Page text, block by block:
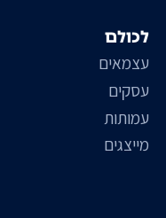
לכולם
עצמאים
עסקים
עמותות
מייצגים